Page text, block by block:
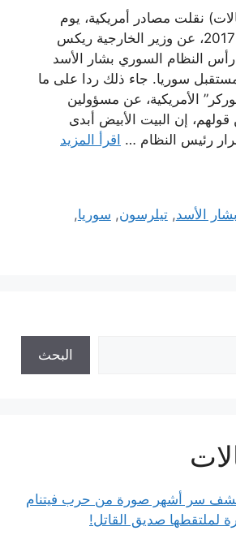
نقلت مصادر أمريكية، يوم
الثلاثاء 12 ديسمبر 2017، عن وزير الخارجية ريكس
النظام السوري بشار الأسد
سوريا. جاء ذلك ردا على ما
الأمريكية، عن مسؤولين
قولهم، إن البيت الأبيض أبدى
رئيس النظام … اقرأ المزيد
بشار الأسد,تيلرسون, سوريا,
البحث
سر أشهر صورة من حرب فيتنام
لملتقطها صديق القاتل!